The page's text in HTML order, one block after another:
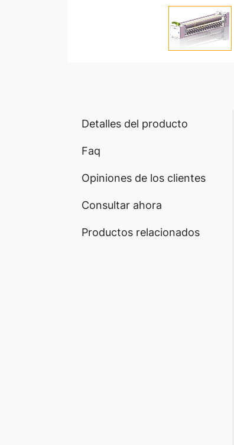
Detalles del producto
Faq
Opiniones de los clientes
Consultar ahora
Productos relacionados